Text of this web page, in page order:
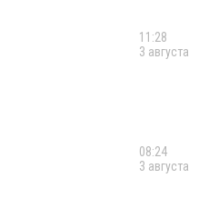
11:28
3 августа
08:24
3 августа